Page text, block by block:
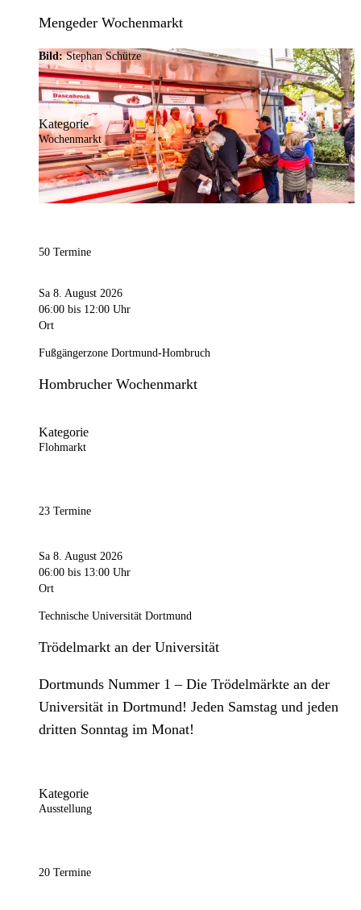
Mengeder Wochenmarkt
Bild:Stephan Schütze
Kategorie
Wochenmarkt
50 Termine
Sa 8. August 2026
06:00 bis 12:00 Uhr
Ort
Fußgängerzone Dortmund-Hombruch
Hombrucher Wochenmarkt
Kategorie
Flohmarkt
23 Termine
Sa 8. August 2026
06:00 bis 13:00 Uhr
Ort
Technische Universität Dortmund
Trödelmarkt an der Universität
Dortmunds Nummer 1 – Die Trödelmärkte an der
Universität in Dortmund! Jeden Samstag und jeden
dritten Sonntag im Monat!
Kategorie
Ausstellung
20 Termine